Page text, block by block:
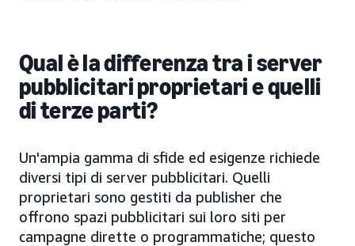
Qual è la differenza tra i server
pubblicitari proprietari e quelli
di terze parti?
Un'ampia gamma di sfide ed esigenze richiede
diversi tipi di server pubblicitari. Quelli
proprietari sono gestiti da publisher che
offrono spazi pubblicitari sui loro siti per
campagne dirette o programmatiche; questo